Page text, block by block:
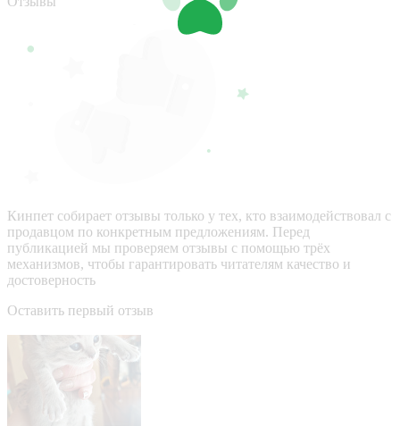
Кинпет собирает отзывы только у тех, кто взаимодействовал с
продавцом по конкретным предложениям. Перед
публикацией мы проверяем отзывы с помощью трёх
механизмов, чтобы гарантировать читателям качество и
достоверность
Оставить первый отзыв